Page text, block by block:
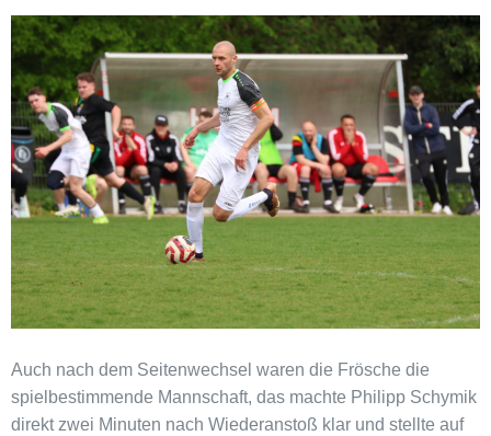
Auch nach dem Seitenwechsel waren die Frösche die
spielbestimmende Mannschaft, das machte Philipp Schymik
direkt zwei Minuten nach Wiederanstoß klar und stellte auf